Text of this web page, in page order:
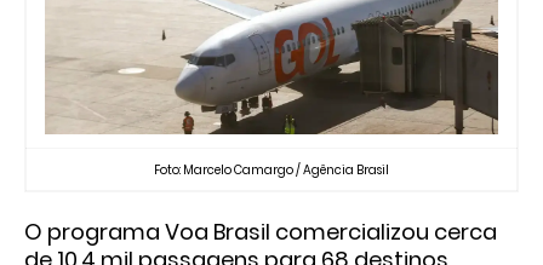
Foto: Marcelo Camargo / Agência Brasil
O programa Voa Brasil comercializou cerca